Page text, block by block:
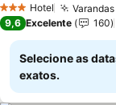
3 EstrelasHotel
9,6 Excelente 160
Selecione as
exatos.